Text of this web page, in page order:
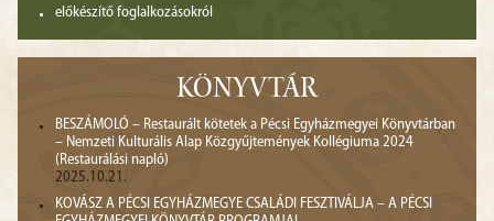
előkészítő foglalkozásokról
KÖNYVTÁR
BESZÁMOLÓ – Restaurált kötetek a Pécsi Egyházmegyei Könyvtárban
– Nemzeti Kulturális Alap Közgyűjtemények Kollégiuma 2024
(Restaurálási napló)
2025.10.21.
KOVÁSZ A PÉCSI EGYHÁZMEGYE CSALÁDI FESZTIVÁLJA – A PÉCSI